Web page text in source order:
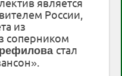
является
России,
из
соперником
стал